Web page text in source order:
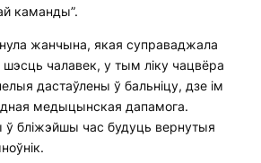
каманды”.
жанчына, якая суправаджала
чалавек, у тым ліку чацвёра
дастаўлены ў бальніцу, дзе ім
медыцынская дапамога.
ў бліжэйшы час будуць вернутыя